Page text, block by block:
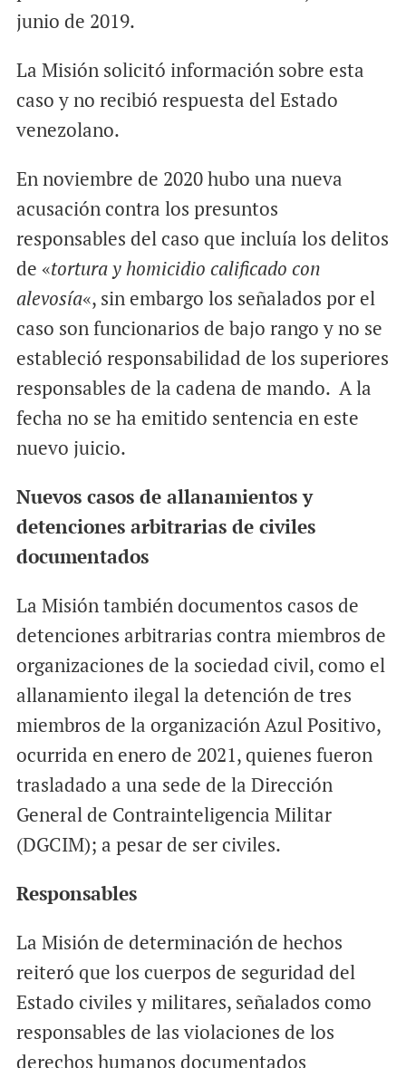
junio de 2019.
La Misión solicitó información sobre esta
caso y no recibió respuesta del Estado
venezolano.
En noviembre de 2020 hubo una nueva
acusación contra los presuntos
responsables del caso que incluía los delitos
de «tortura y homicidio calificado con
alevosía«, sin embargo los señalados por el
caso son funcionarios de bajo rango y no se
estableció responsabilidad de los superiores
responsables de la cadena de mando. A la
fecha no se ha emitido sentencia en este
nuevo juicio.
Nuevos casos de allanamientos y
detenciones arbitrarias de civiles
documentados
La Misión también documentos casos de
detenciones arbitrarias contra miembros de
organizaciones de la sociedad civil, como el
allanamiento ilegal la detención de tres
miembros de la organización Azul Positivo,
ocurrida en enero de 2021, quienes fueron
trasladado a una sede de la Dirección
General de Contrainteligencia Militar
(DGCIM); a pesar de ser civiles.
Responsables
La Misión de determinación de hechos
reiteró que los cuerpos de seguridad del
Estado civiles y militares, señalados como
responsables de las violaciones de los
derechos humanos documentados